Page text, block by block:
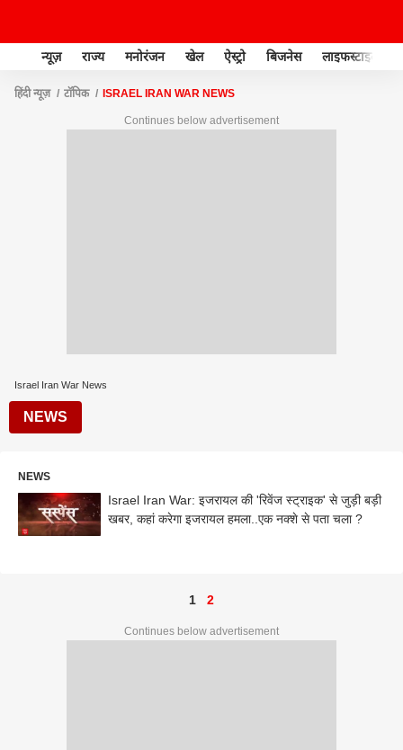
न्यूज़ राज्य मनोरंजन खेल ऐस्ट्रो बिजनेस लाइफस्टाइल
हिंदी न्यूज़ टॉपिक ISRAEL IRAN WAR NEWS
Continues below advertisement
Israel Iran War News
NEWS
NEWS
Israel Iran War: इजरायल की 'रिवेंज स्ट्राइक' से जुड़ी बड़ी
खबर, कहां करेगा इजरायल हमला..एक नक्शे से पता चला ?
1 2
Continues below advertisement